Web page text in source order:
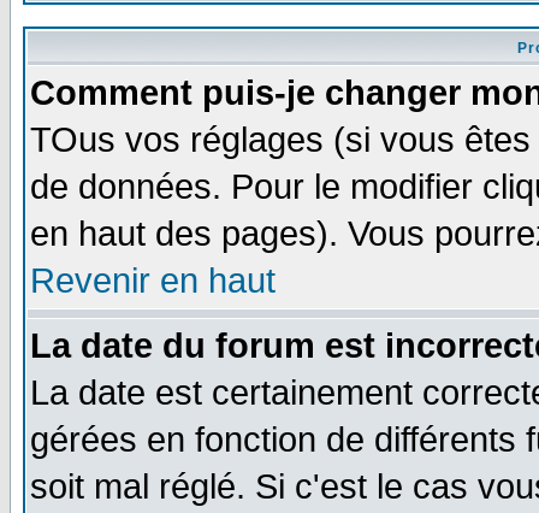
Comment puis-je changer
TOus vos réglages (si vous
de données. Pour le modifier
en haut des pages). Vous
Revenir en haut
La date du forum est
La date est certainement
gérées en fonction de différents
soit mal réglé. Si c'est le cas